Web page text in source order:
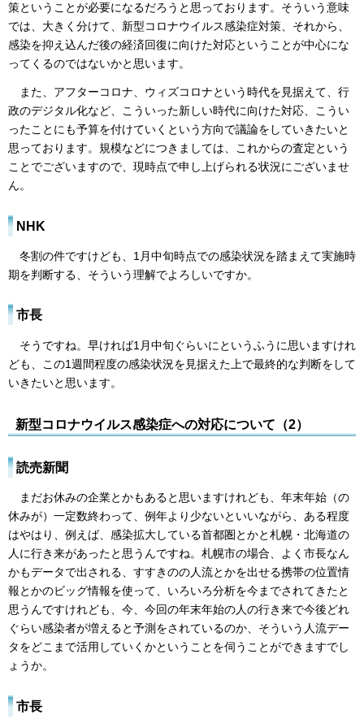
策ということが必要になるだろうと思っております。そういう意味
では、大きく分けて、新型コロナウイルス感染症対策、それから、
感染を抑え込んだ後の経済回復に向けた対応ということが中心にな
ってくるのではないかと思います。
また、アフターコロナ、ウィズコロナという時代を見据えて、行
政のデジタル化など、こういった新しい時代に向けた対応、こうい
ったことにも予算を付けていくという方向で議論をしていきたいと
思っております。規模などにつきましては、これからの査定という
ことでございますので、現時点で申し上げられる状況にございませ
ん。
NHK
冬割の件ですけども、1月中旬時点での感染状況を踏まえて実施時
期を判断する、そういう理解でよろしいですか。
市長
そうですね。早ければ1月中旬ぐらいにというふうに思いますけれ
ども、この1週間程度の感染状況を見据えた上で最終的な判断をして
いきたいと思います。
新型コロナウイルス感染症への対応について（2）
読売新聞
まだお休みの企業とかもあると思いますけれども、年末年始（の
休みが）一定数終わって、例年より少ないといいながら、ある程度
はやはり、例えば、感染拡大している首都圏とかと札幌・北海道の
人に行き来があったと思うんですね。札幌市の場合、よく市長なん
かもデータで出される、すすきのの人流とかを出せる携帯の位置情
報とかのビッグ情報を使って、いろいろ分析を今までされてきたと
思うんですけれども、今、今回の年末年始の人の行き来で今後どれ
ぐらい感染者が増えると予測をされているのか、そういう人流デー
タをどこまで活用していくかということを伺うことができますでし
ょうか。
市長